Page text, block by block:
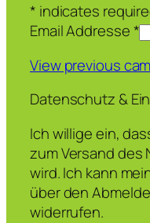
* indicates
Email Addresse*
View previous
Datenschutz &
Ich willige ein,
zum Versand
wird. Ich kann
über den
widerrufen.